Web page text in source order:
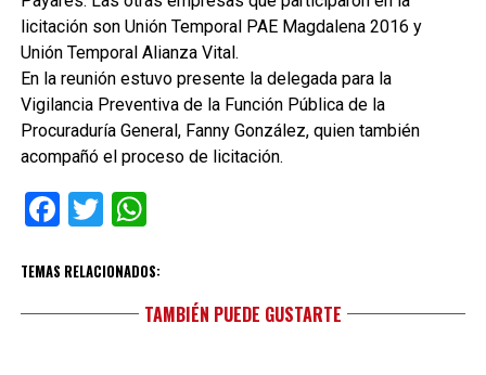
licitación son Unión Temporal PAE Magdalena 2016 y
Unión Temporal Alianza Vital.
En la reunión estuvo presente la delegada para la
Vigilancia Preventiva de la Función Pública de la
Procuraduría General, Fanny González, quien también
acompañó el proceso de licitación.
Facebook
TwitterWhatsApp
TEMAS RELACIONADOS:
TAMBIÉN PUEDE GUSTARTE